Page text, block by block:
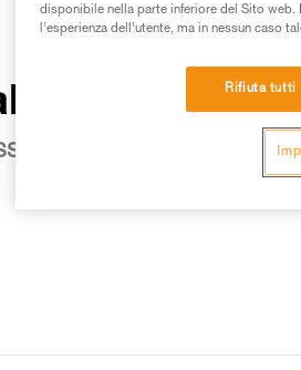
newsletter
alle nostre novità
disponibile nella parte inferiore del Sito
l’esperienza dell’utente, ma in nessun caso
Rifiuta tutti